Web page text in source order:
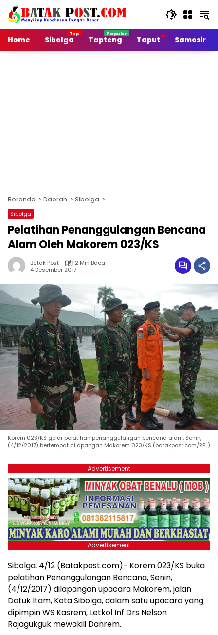
Langsung
konten
Home
Sibolga Tapteng Taput Samosir
Beranda Daerah Sibolga
Sibolga
Pelatihan Penanggulangan Bencana
Alam Oleh Makorem 023/KS
Batak Post
2 Min Baca
4 Desember 2017
Korem 023/KS gelar pelatihan penanggulangan bencana alam, Senin,
(4/12/2017) bertempat dilapangan Makorem 023/KS (batakpost.com/REL)
Advertisement
Advertisement
Sibolga, 4/12 (Batakpost.com)- Korem 023/KS buka
pelatihan Penanggulangan Bencana, Senin,
(4/12/2017) dilapangan upacara Makorem, jalan
Datuk Itam, Kota Sibolga, dalam satu upacara yang
dipimpin WS Kasrem, Letkol Inf Drs Nelson
Rajagukguk mewakili Danrem.